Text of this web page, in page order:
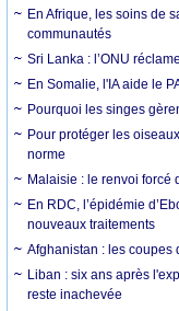
En Afrique, les soins de
communautés
Sri Lanka : l’ONU
En Somalie, l'IA aide le
Pourquoi les singes
Pour protéger les
norme
Malaisie : le renvoi forcé
En RDC, l’épidémie
nouveaux traitements
Afghanistan : les coupes
Liban : six ans après
reste inachevée